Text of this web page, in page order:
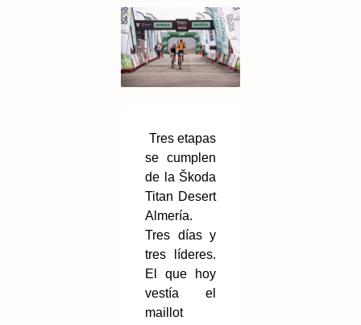
Tres etapas
se cumplen
de la Škoda
Titan Desert
Almería.
Tres días y
tres líderes.
El que hoy
vestía el
maillot